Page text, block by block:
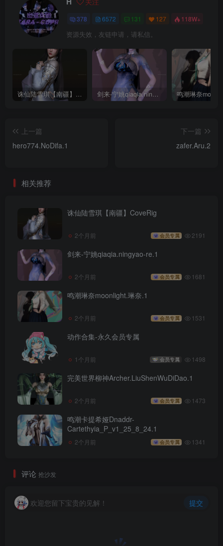
378 6572 131 127 118W+
资源失效，友链申请，请私信。
诛仙陆雪琪【南疆】CoveRig 剑来-宁姚qiaqia.ningyao-re.1
上一篇
hero774.NoDifa.1
下一篇
zafer.Aru.2
相关推荐
诛仙陆雪琪【南疆】CoveRig
2个月前 会员专属 2191
剑来-宁姚qiaqia.ningyao-re.1
2个月前 会员专属 1681
鸣潮琳奈moonlight.琳奈.1
2个月前 会员专属 1531
动作合集-永久会员专属
1个月前 会员专属 1498
完美世界柳神Archer.LiuShenWuDiDao.1
2个月前 会员专属 1473
鸣潮卡提希娅Dnaddr-
Cartethyia_P_v1_25_8_24.1
2个月前 会员专属 1341
评论 抢沙发
欢迎您留下宝贵的见解！ 提交